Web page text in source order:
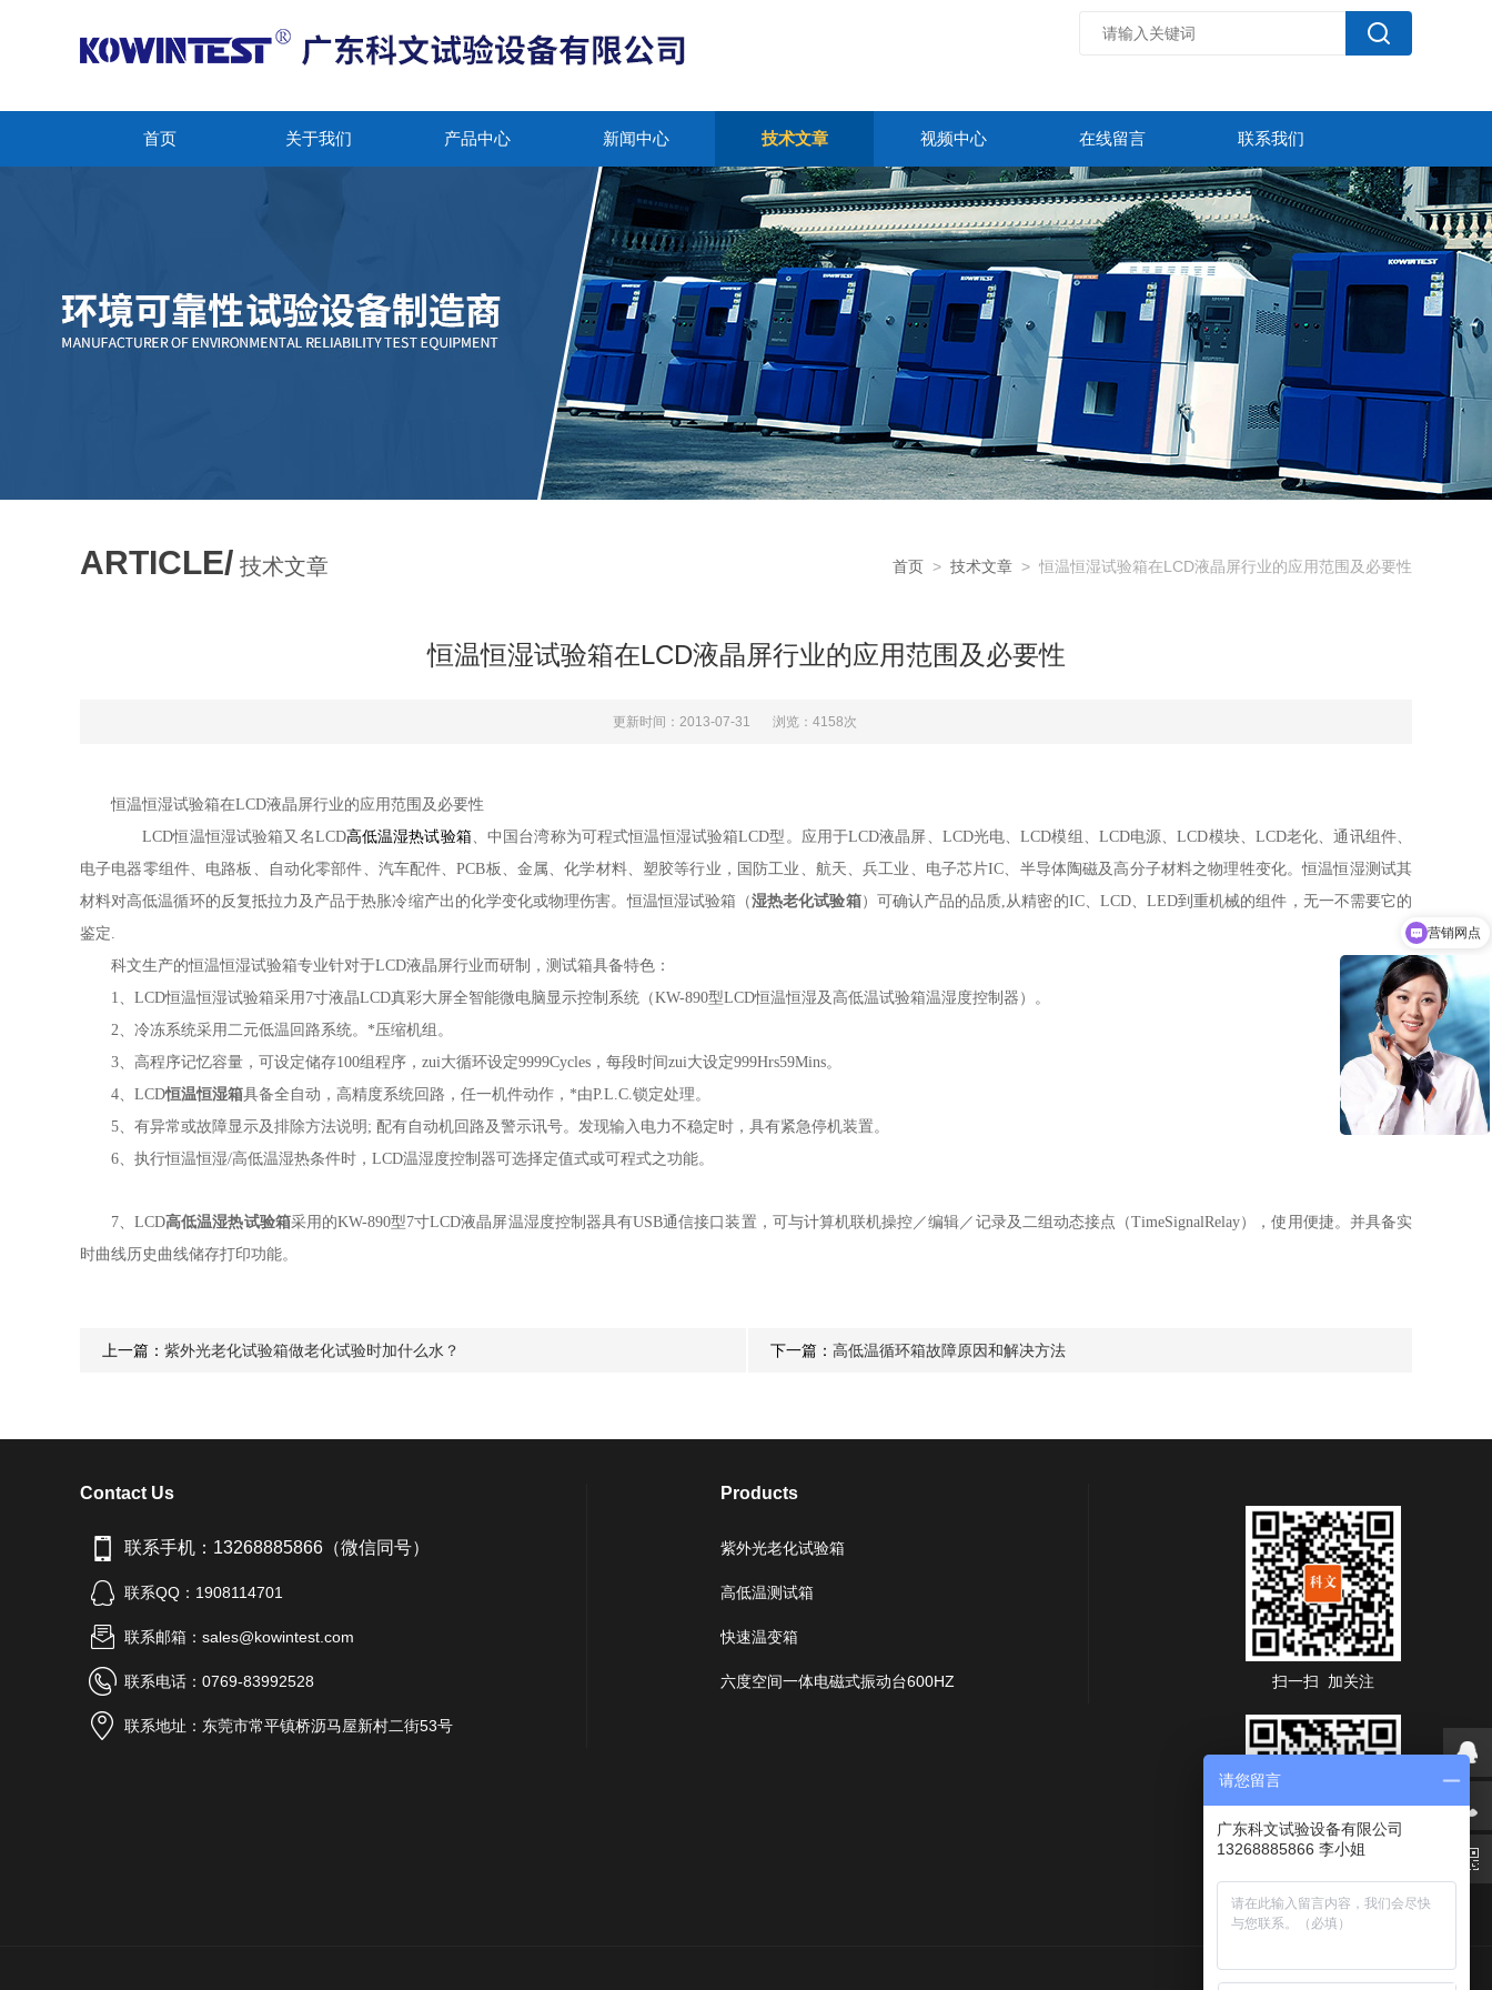
首页 关于我们 产品中心 新闻中心 技术文章 视频中心 在线留言 联系我们
ARTICLE/ 技术文章 首页 > 技术文章 > 恒温恒湿试验箱在LCD液晶屏行业的应用范围及必要性
恒温恒湿试验箱在LCD液晶屏行业的应用范围及必要性
更新时间：2013-07-31 浏览：4158次
恒温恒湿试验箱在LCD液晶屏行业的应用范围及必要性
LCD恒温恒湿试验箱 又名LCD高低温湿热试验箱、中国台湾称为可程式恒温恒湿试验箱LCD型。应用于LCD液晶屏、LCD光电、LCD模组、LCD电源、LCD模块、LCD老化、通讯组件、
电子电器零组件、电路板、自动化零部件、汽车配件、PCB板、金属、化学材料、塑胶等行业，国防工业、航天、兵工业、电子芯片IC、半导体陶磁及高分子材料之物理牲变化。恒温恒湿测试其
材料对高低温循环的反复抵拉力及产品于热胀冷缩产出的化学变化或物理伤害。恒温恒湿试验箱（湿热老化试验箱）可确认产品的品质,从精密的IC、LCD、LED到重机械的组件，无一不需要它的
鉴定.
科文生产的恒温恒湿试验箱专业针对于LCD液晶屏行业而研制，测试箱具备特色：
1、 LCD恒温恒湿试验箱采用7寸液晶LCD真彩大屏全智能微电脑显示控制系统（KW-890型LCD恒温恒湿及高低温试验箱温湿度控制器）。
2、冷冻系统采用二元低温回路系统。*压缩机组。
3、高程序记忆容量，可设定储存100组程序，zui大循环设定9999Cycles ，每段时间zui大设定999Hrs59Mins。
4、 LCD恒温恒湿箱具备全自动，高精度系统回路，任一机件动作，*由P.L.C.锁定处理。
5、有异常或故障显示及排除方法说明 ; 配有自动机回路及警示讯号。发现输入电力不稳定时，具有紧急停机装置。
6、执行恒温恒湿/高低温湿热条件时，LCD温湿度控制器可选择定值式或可程式之功能。
7、LCD高低温湿热试验箱采用的KW-890型7寸LCD液晶屏温湿度控制器具有USB通信接口装置，可与计算机联机操控／编辑／记录及二组动态接点 （TimeSignalRelay）
，使用便捷。并具备实
时曲线历史曲线储存打印功能。
上一篇： 紫外光老化试验箱做老化试验时加什么水？ 下一篇： 高低温循环箱故障原因和解决方法
Contact Us
联系手机：13268885866（微信同号）
联系QQ：1908114701
联系邮箱：sales@kowintest.com
联系电话：0769-83992528
联系地址：东莞市常平镇桥沥马屋新村二街53号
Products
紫外光老化试验箱
高低温测试箱
快速温变箱
六度空间一体电磁式振动台600HZ 扫一扫 加关注
营销网点
请您留言
广东科文试验设备有限公司
13268885866 李小姐